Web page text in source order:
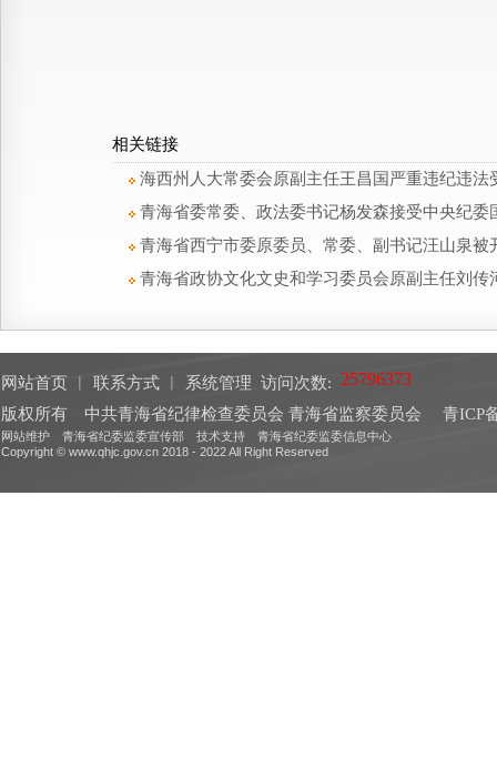
相关链接
海西州人大常委会原副主任王昌国严重违纪违法
青海省委常委、政法委书记杨发森接受中央纪
青海省西宁市委原委员、常委、副书记汪山泉被
青海省政协文化文史和学习委员会原副主任刘传
网站首页 联系方式 系统管理 访问次数:
版权所有 中共青海省纪律检查委员会 青海省监察委员会
青ICP
网站维护 青海省纪委监委宣传部 技术支持 青海省纪委监委信息中心
Copyright © www.qhjc.gov.cn 2018 - 2022 All Right Reserved